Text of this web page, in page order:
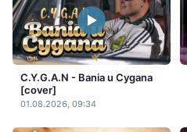
C.Y.G.A.N - Bania u Cygana
[cover]
01.08.2026, 09:34